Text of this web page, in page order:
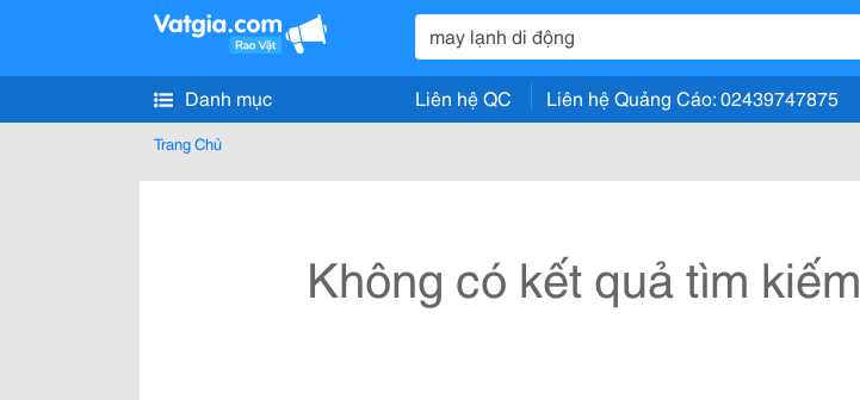
Danh mục Liên hệ QC Liên hệ Quảng Cáo: 02439747875
Trang Chủ
Không có kết quả tìm kiếm